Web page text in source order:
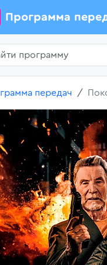
Программа
передач